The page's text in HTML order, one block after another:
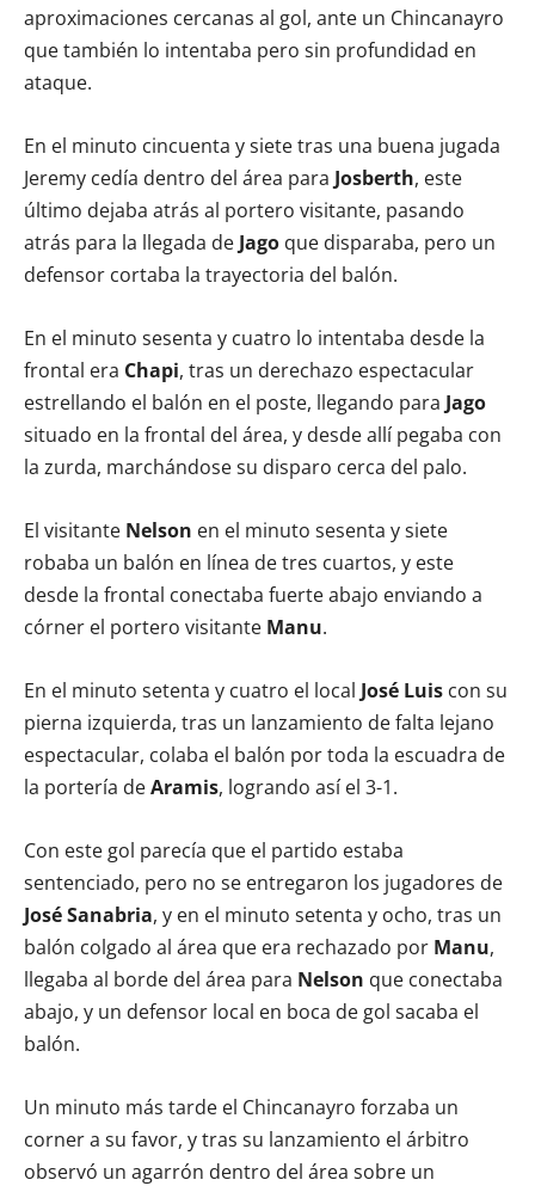
aproximaciones cercanas al gol, ante un Chincanayro
que también lo intentaba pero sin profundidad en
ataque.
En el minuto cincuenta y siete tras una buena jugada
Jeremy cedía dentro del área para Josberth, este
último dejaba atrás al portero visitante, pasando
atrás para la llegada de Jago que disparaba, pero un
defensor cortaba la trayectoria del balón.
En el minuto sesenta y cuatro lo intentaba desde la
frontal era Chapi, tras un derechazo espectacular
estrellando el balón en el poste, llegando para Jago
situado en la frontal del área, y desde allí pegaba con
la zurda, marchándose su disparo cerca del palo.
El visitante Nelson en el minuto sesenta y siete
robaba un balón en línea de tres cuartos, y este
desde la frontal conectaba fuerte abajo enviando a
córner el portero visitante Manu.
En el minuto setenta y cuatro el local José Luis con su
pierna izquierda, tras un lanzamiento de falta lejano
espectacular, colaba el balón por toda la escuadra de
la portería deAramis, logrando así el 3-1.
Con este gol parecía que el partido estaba
sentenciado, pero no se entregaron los jugadores de
José Sanabria, y en el minuto setenta y ocho, tras un
balón colgado al área que era rechazado por Manu,
llegaba al borde del área para Nelson que conectaba
abajo, y un defensor local en boca de gol sacaba el
balón.
Un minuto más tarde el Chincanayro forzaba un
corner a su favor, y tras su lanzamiento el árbitro
observó un agarrón dentro del área sobre un